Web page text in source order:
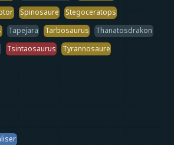
Spinosaure
Stegoceratops
Tapejara Tarbosaurus
Thanatosdrakon
Tsintaosaurus
Tyrannosaure